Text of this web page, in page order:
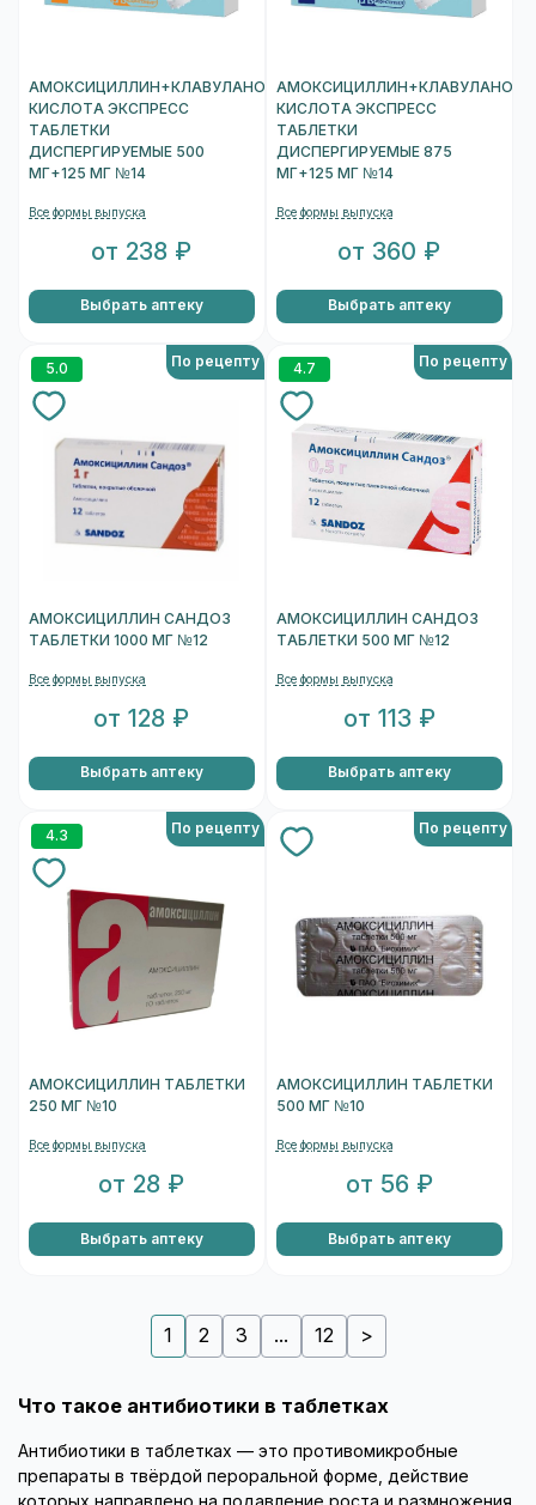
АМОКСИЦИЛЛИН+КЛАВУЛАНОВАЯ
КИСЛОТА ЭКСПРЕСС
ТАБЛЕТКИ
ДИСПЕРГИРУЕМЫЕ 500
МГ+125 МГ №14
Все формы выпуска
от 238 ₽
Выбрать аптеку
КИСЛОТА ЭКСПРЕСС
ТАБЛЕТКИ
ДИСПЕРГИРУЕМЫЕ 875
МГ+125 МГ №14
Все формы выпуска
от 360 ₽
Выбрать аптеку
5.0 По рецепту
АМОКСИЦИЛЛИН САНДОЗ
ТАБЛЕТКИ 1000 МГ №12
Все формы выпуска
от 128 ₽
Выбрать аптеку
4.7 По рецепту
АМОКСИЦИЛЛИН САНДОЗ
ТАБЛЕТКИ 500 МГ №12
Все формы выпуска
от 113 ₽
Выбрать аптеку
4.3 По рецепту
АМОКСИЦИЛЛИН ТАБЛЕТКИ
250 МГ №10
Все формы выпуска
от 28 ₽
Выбрать аптеку
По рецепту
АМОКСИЦИЛЛИН ТАБЛЕТКИ
500 МГ №10
Все формы выпуска
от 56 ₽
Выбрать аптеку
1 2 3 ... 12 >
Что такое антибиотики в таблетках
Антибиотики в таблетках — это противомикробные
препараты в твёрдой пероральной форме, действие
которых направлено на подавление роста и размножения